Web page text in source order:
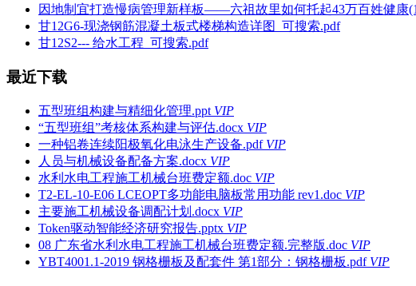
因地制宜打造慢病管理新样板——六祖故里如何托起43万百姓健康
甘12G6-现浇钢筋混凝土板式楼梯构造详图_可搜索.pdf
甘12S2--- 给水工程_可搜索.pdf
最近下载
五型班组构建与精细化管理.ppt VIP
“五型班组”考核体系构建与评估.docx VIP
一种铝卷连续阳极氧化电泳生产设备.pdf VIP
人员与机械设备配备方案.docx VIP
水利水电工程施工机械台班费定额.doc VIP
T2-EL-10-E06 LCEOPT多功能电脑板常用功能 rev1.doc VIP
主要施工机械设备调配计划.docx VIP
Token驱动智能经济研究报告.pptx VIP
08 广东省水利水电工程施工机械台班费定额.完整版.doc VIP
YBT4001.1-2019 钢格栅板及配套件 第1部分：钢格栅板.pdf VIP